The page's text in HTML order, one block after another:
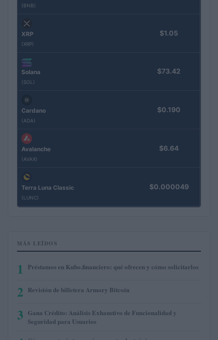
(BNB)
XRP
(XRP)
$1.05
Solana
(SOL)
$73.42
Cardano
(ADA)
$0.190
Avalanche
(AVAX)
$6.64
Terra Luna Classic
(LUNC)
$0.000049
MÁS LEÍDOS
1 Préstamos en Kubo.financiero: qué ofrecen y cómo solicitarlos
2 Revisión de billetera Armory Bitcoin
3 Gana Crédito: Análisis Exhaustivo de Funcionalidad y
Seguridad para Usuarios